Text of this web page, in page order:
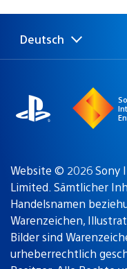
Select
a
Aktuelle
Region:
Deutsch
Website © 2026 Sony
Limited. Sämtlicher
Handelsnamen
Warenzeichen,
Bilder sind
urheberrechtlich